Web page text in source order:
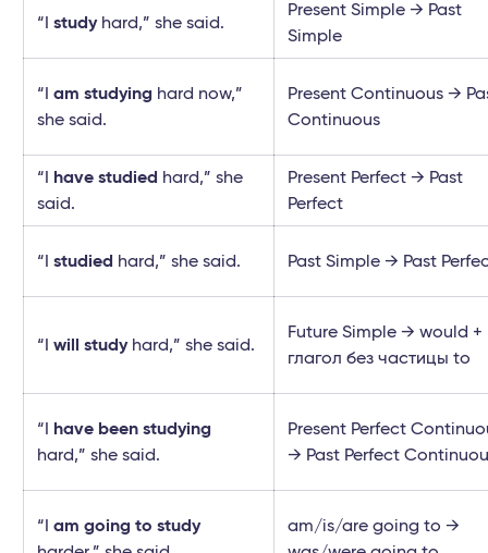
“I studyhard,” she said.
Present Simple → Past
Simple
“I am studying hard now,”
she said.
Present Continuous →
Continuous
“I have studied hard,” she
said.
Present Perfect → Past
Perfect
“I studied hard,” she said. Past Simple → Past
“I will studyhard,” she said.
Future Simple → would +
глагол без частицы to
“I
have been studying
hard,” she said.
Present Perfect
→ Past Perfect
“I am going to study
am/is/are going to →